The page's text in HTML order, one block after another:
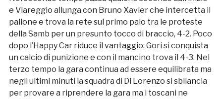
e Viareggio allunga con Bruno Xavier che intercetta il
pallone e trova la rete sul primo palo tra le proteste
della Samb per un presunto tocco di braccio, 4-2. Poco
dopo l’Happy Car riduce il vantaggio: Gori si conquista
un calcio di punizione e con il mancino trova il 4-3. Nel
terzo tempo la gara continua ad essere equilibrata ma
negli ultimi minuti la squadra di Di Lorenzo si sbilancia
per provare a riprendere la gara ma i toscani ne